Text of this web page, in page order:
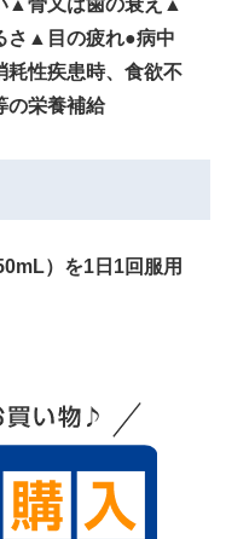
さ▲目の疲れ●病中
耗性疾患時、食欲不
の栄養補給
）を1日1回服用